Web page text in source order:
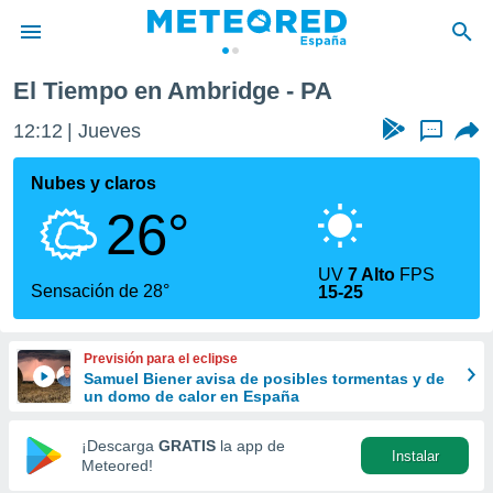
de
por
que se
calidad.
a este
las
y
forma
digital
basada
El Tiempo en Ambridge - PA
12:12 Jueves ...
Nubes y claros
26°
Sensación de 28°
UV7 Alto FPS
15-25
Previsión para el eclipse
Samuel Biener avisa de posibles tormentas y de
un domo de calor en España
¡Descarga GRATIS la app de
Meteored!
Instalar